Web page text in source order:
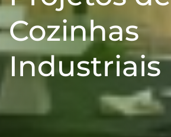
Cozinhas
Industriais